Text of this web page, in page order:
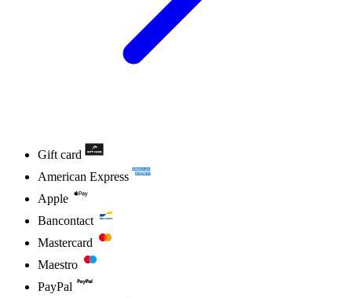
Gift card
American Express
Apple
Bancontact
Mastercard
Maestro
PayPal